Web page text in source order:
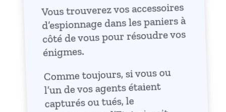
Vous trouverez vos accessoires
d’espionnage dans les paniers à
côté de vous pour résoudre vos
énigmes.
Comme toujours, si vous ou
l’un de vos agents étaient
capturés ou tués, le